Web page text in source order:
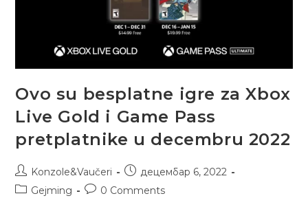
Ovo su besplatne igre za Xbox
Live Gold i Game Pass
pretplatnike u decembru 2022
Konzole&Vaučeri
децембар 6, 2022
Gejming
0 Comments